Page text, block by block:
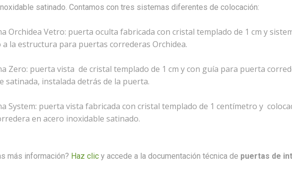
satinado. Contamos con tres sistemas diferentes de colocación:
Orchidea Vetro: puerta oculta fabricada con cristal templado de 1 cm y
a la estructura para puertas correderas Orchidea.
Zero: puerta vista de cristal templado de 1 cm y con guía para puerta
satinada, instalada detrás de la puerta.
System: puerta vista fabricada con cristal templado de 1 centímetro y
en acero inoxidable satinado.
más información? Haz clicy accede a la documentación técnica de puertas de